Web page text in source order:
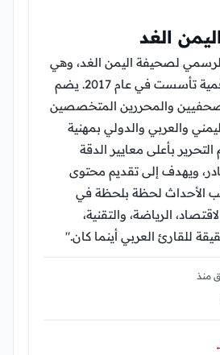
الغد
لصحيفة اليمن الغد، وهي
مؤسسة إعلامية رقمية تأسست في عام 2017. يضم
والمحررين المتخصصين
والعربي والدولي بمهنية
بأعلى معايير الدقة
ويهدف إلى تقديم محتوى
الأحداث لحظة بلحظة في
الرياضة، والتقنية،
للقارئ العربي أينما كان."
منذ